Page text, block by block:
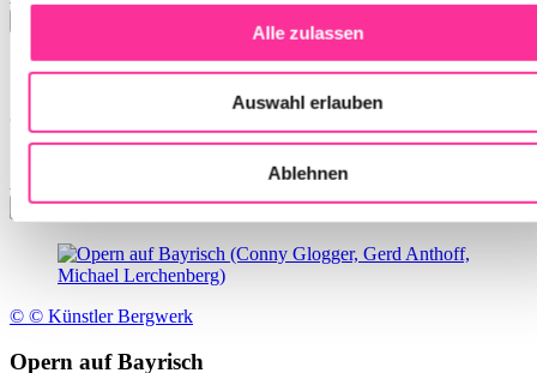
Alle zulassen
Auswahl erlauben
Ablehnen
Jubiläumskonzert: 75 Jahre ARD-Musikwettbewerb
© © Künstler Bergwerk
Opern auf Bayrisch